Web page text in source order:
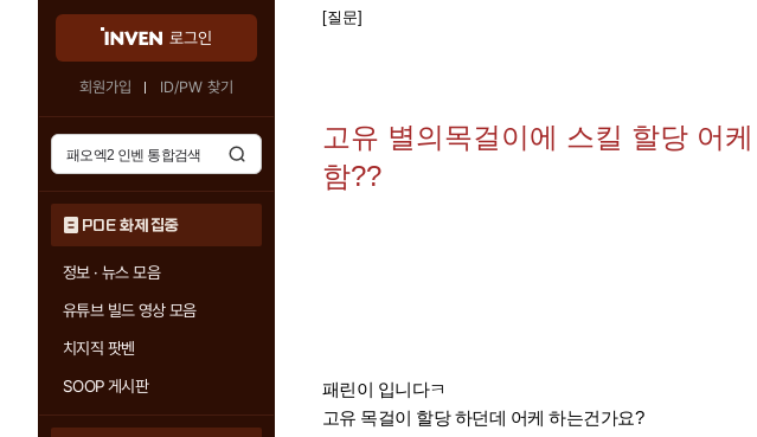
로그인
회원가입 ID/PW 찾기
POE 화제 집중
정보 · 뉴스 모음
유튜브 빌드 영상 모음
치지직 팟벤
SOOP 게시판
[질문]
고유 별의목걸이에 스킬 할당 어케
함??
패린이 입니다ㅋ
고유 목걸이 할당 하던데 어케 하는건가요?